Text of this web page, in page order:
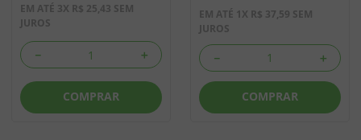
EM ATÉ 3X R$ 25,43 SEM
JUROS
＋
－
COMPRAR
EM ATÉ 1X R$ 37,59 SEM
JUROS
＋
－
COMPRAR